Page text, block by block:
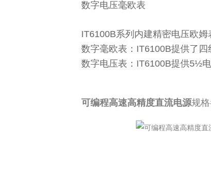
数字电压毫欧表
IT6100B系列内建精密电压欧姆
数字毫欧表：IT6100B提供了
数字电压表：IT6100B提供5½
可编程高速高精度直流电源规格